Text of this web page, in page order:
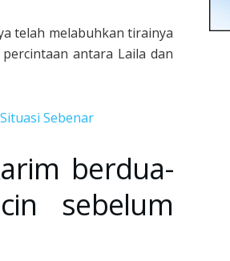
telah melabuhkan tirainya
antara Laila dan
Sebenar
berdua-
sebelum